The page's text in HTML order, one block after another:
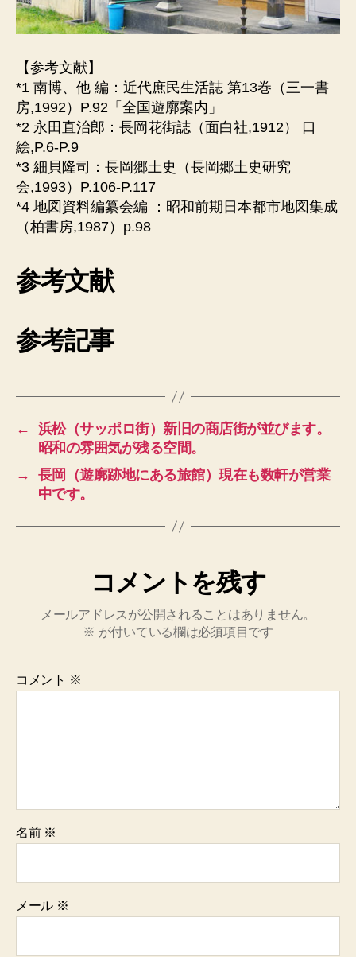
【参考文献】
*1 南博、他 編：近代庶民生活誌 第13巻（三一書
房,1992）P.92「全国遊廓案内」
*2 永田直治郎：長岡花街誌（面白社,1912） 口
絵,P.6-P.9
*3 細貝隆司：長岡郷土史（長岡郷土史研究
会,1993）P.106-P.117
*4 地図資料編纂会編 ：昭和前期日本都市地図集成
（柏書房,1987）p.98
参考文献
参考記事
←
浜松（サッポロ街）新旧の商店街が並びます。
昭和の雰囲気が残る空間。
→
長岡（遊廓跡地にある旅館）現在も数軒が営業
中です。
コメントを残す
メールアドレスが公開されることはありません。
※ が付いている欄は必須項目です
コメント ※
名前 ※
メール ※